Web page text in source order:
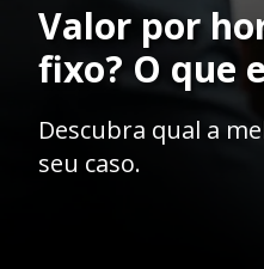
Valor por
fixo? O que
Descubra qual a
seu caso.